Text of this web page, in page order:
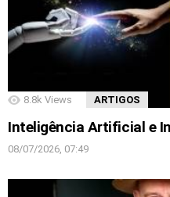
8.8k Views ARTIGOS
Inteligência Artificial e
08/07/2026, 07:49